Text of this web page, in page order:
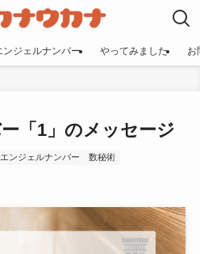
ンジェルナンバー やってみました お
「1」のメッセージ
エンジェルナンバー 数秘術